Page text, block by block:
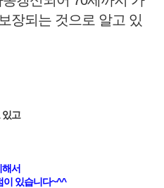
장되는 것으로 알고 있
있고
서
이 있습니다~^^